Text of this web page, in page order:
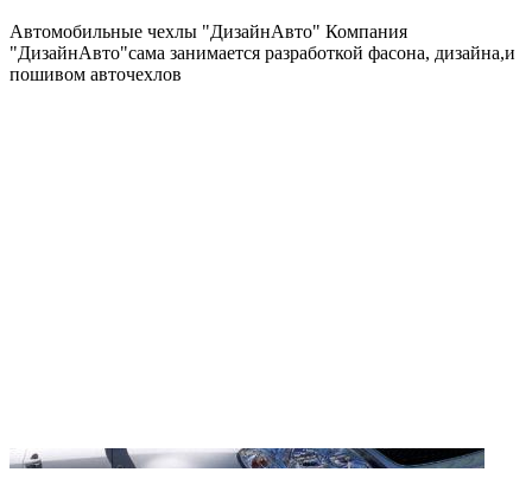
Автомобильные чехлы "ДизайнАвто" Компания
"ДизайнАвто"сама занимается разработкой фасона, дизайна,и
пошивом авточехлов